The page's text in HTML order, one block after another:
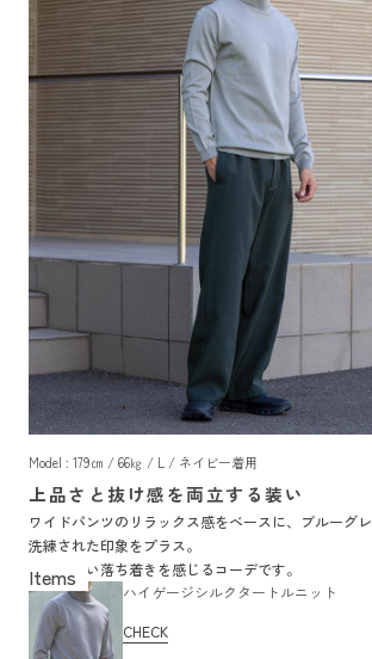
Model : 179㎝ / 66㎏ / L / ネイビー着用
上品さと抜け感を両立する装い
ワイドパンツのリラックス感をベースに、ブルーグ
洗練された印象をプラス。
大人らしい落ち着きを感じるコーデです。
ハイゲージシルクタートルニット
CHECK